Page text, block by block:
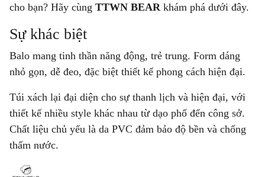
cho bạn? Hãy cùng TTWN BEAR khám phá dưới đây.
Sự khác biệt
Balo mang tinh thần năng động, trẻ trung. Form dáng
nhỏ gọn, dễ đeo, đặc biệt thiết kế phong cách hiện đại.
Túi xách lại đại diện cho sự thanh lịch và hiện đại, với
thiết kế nhiều style khác nhau từ dạo phố đến công sở.
Chất liệu chủ yếu là da PVC đảm bảo độ bền và chống
thấm nước.